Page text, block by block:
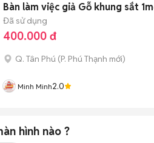
Bàn làm việc giả Gỗ khung sắt
Đã sử dụng
400.000 đ
Q. Tân Phú (P. Phú Thạnh mới)
Minh Minh2.0
hình nào ?